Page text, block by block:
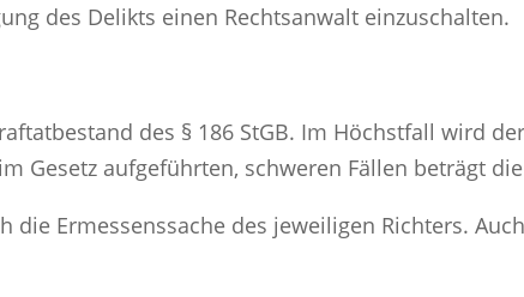
des Delikts einen Rechtsanwalt einzuschalten.
des § 186 StGB. Im Höchstfall wird
Gesetz aufgeführten, schweren Fällen beträgt
die Ermessenssache des jeweiligen Richters.